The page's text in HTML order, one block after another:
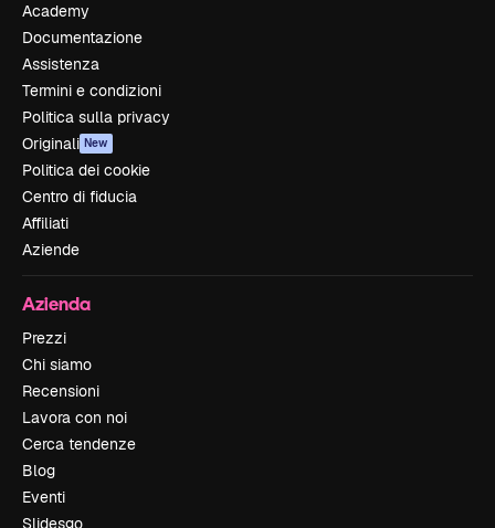
Academy
Documentazione
Assistenza
Termini e condizioni
Politica sulla privacy
Originali New
Politica dei cookie
Centro di fiducia
Affiliati
Aziende
Azienda
Prezzi
Chi siamo
Recensioni
Lavora con noi
Cerca tendenze
Blog
Eventi
Slidesgo